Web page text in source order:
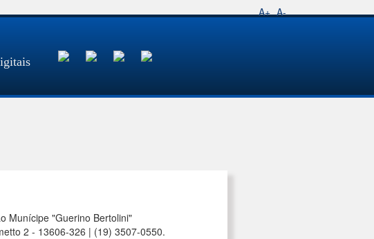
A+ A-
Munícipe "Guerino Bertolini"
2 - 13606-326 | (19) 3507-0550.